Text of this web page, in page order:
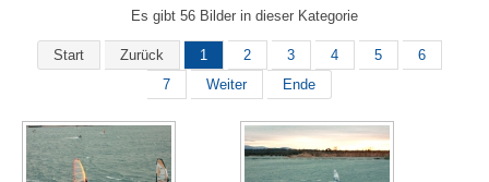
Es gibt 56 Bilder in dieser Kategorie
Start Zurück 1 2 3 4 5
6
7
Weiter Ende